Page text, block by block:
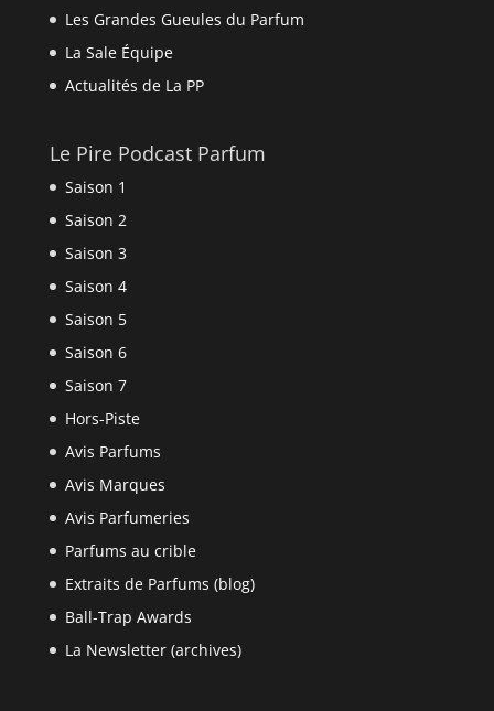
Les Grandes Gueules du Parfum
La Sale Équipe
Actualités de La PP
Le Pire Podcast Parfum
Saison 1
Saison 2
Saison 3
Saison 4
Saison 5
Saison 6
Saison 7
Hors-Piste
Avis Parfums
Avis Marques
Avis Parfumeries
Parfums au crible
Extraits de Parfums (blog)
Ball-Trap Awards
La Newsletter (archives)